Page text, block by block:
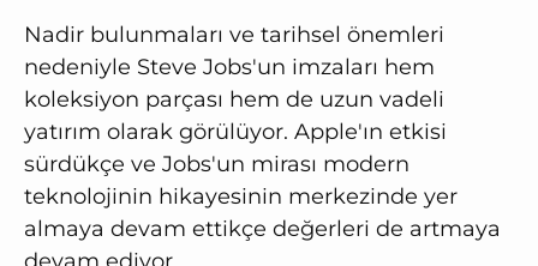
Nadir bulunmaları ve tarihsel önemleri
nedeniyle Steve Jobs'un imzaları hem
koleksiyon parçası hem de uzun vadeli
yatırım olarak görülüyor. Apple'ın etkisi
sürdükçe ve Jobs'un mirası modern
teknolojinin hikayesinin merkezinde yer
almaya devam ettikçe değerleri de artmaya